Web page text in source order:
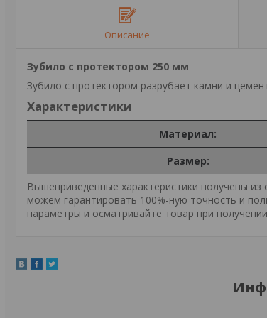
Описание
Зубило с протектором 250 мм
Зубило с протектором разрубает камни и
Характеристики
Материал:
Размер:
Вышеприведенные характеристики получены
можем гарантировать 100%-ную точность и
параметры и осматривайте товар при